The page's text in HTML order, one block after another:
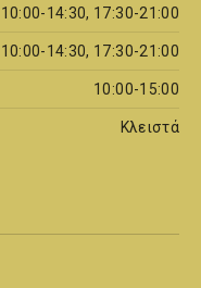
10:00-14:30, 17:30-21:00
10:00-14:30, 17:30-21:00
10:00-15:00
Κλειστά